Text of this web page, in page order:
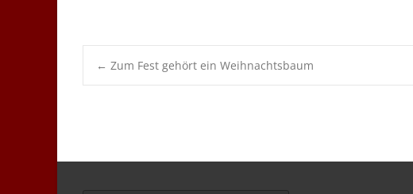
Post
← Zum Fest gehört ein Weihnachtsbaum